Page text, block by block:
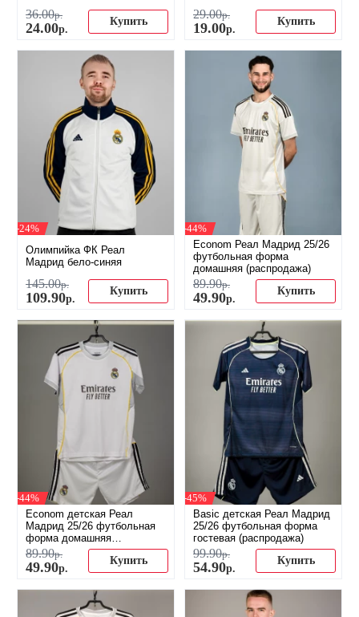
36.00р.
24.00р.
Купить
29.00р.
19.00р.
Купить
-24%
Олимпийка ФК Реал
Мадрид бело-синяя
145.00р.
109.90р.
Купить
-44%
Econom Реал Мадрид 25/26
футбольная форма
домашняя (распродажа)
89.90р.
49.90р.
Купить
-44%
Econom детская Реал
Мадрид 25/26 футбольная
форма домашняя
(распродажа)
89.90р.
49.90р.
Купить
-45%
Basic детская Реал Мадрид
25/26 футбольная форма
гостевая (распродажа)
99.90р.
54.90р.
Купить